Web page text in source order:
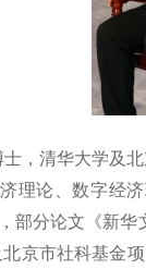
士，清华大学及
理论、数字经
部分论文《新华
北京市社科基金项